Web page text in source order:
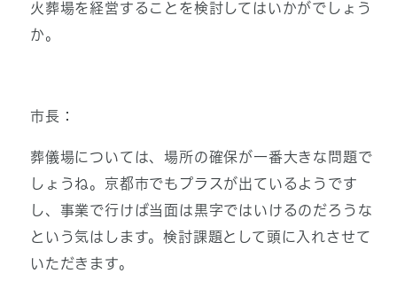
火葬場を経営することを検討してはいかがでしょう
か。
市長：
葬儀場については、場所の確保が一番大きな問題で
しょうね。京都市でもプラスが出ているようです
し、事業で行けば当面は黒字ではいけるのだろうな
という気はします。検討課題として頭に入れさせて
いただきます。